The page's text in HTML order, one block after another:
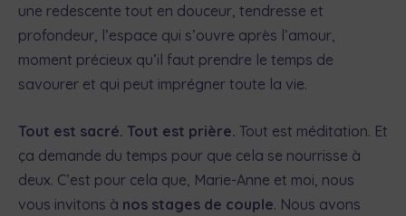
une redescente tout en douceur, tendresse et
profondeur, l’espace qui s’ouvre après l’amour,
moment précieux qu’il faut prendre le temps de
savourer et qui peut imprégner toute la vie.
Tout est sacré. Tout est prière. Tout est méditation. Et
ça demande du temps pour que cela se nourrisse à
deux. C’est pour cela que, Marie-Anne et moi, nous
vous invitons à nos stages de couple. Nous avons